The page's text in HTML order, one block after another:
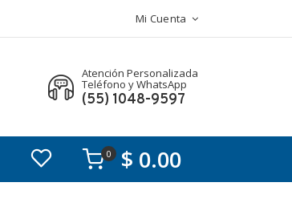
Mi Cuenta
Atención Personalizada
Teléfono y WhatsApp
(55) 1048-9597
$ 0.00
0